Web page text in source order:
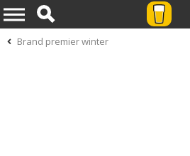
Brand premier winter